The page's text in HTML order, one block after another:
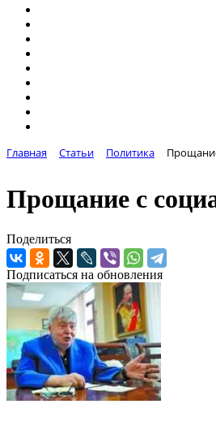
Главная Статьи Политика
Прощание с
Поделиться
Подписаться на обновления